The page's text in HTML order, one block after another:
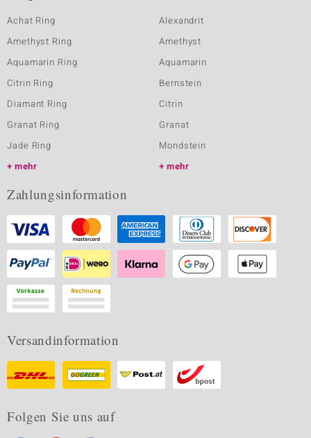
Achat Ring
Amethyst Ring
Aquamarin Ring
Citrin Ring
Diamant Ring
Granat Ring
Jade Ring
mehr
Alexandrit
Amethyst
Aquamarin
Bernstein
Citrin
Granat
Mondstein
mehr
Zahlungsinformation
Versandinformation
Folgen Sie uns auf